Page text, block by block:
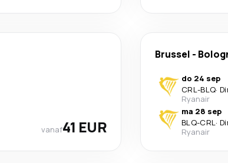
vanaf41 EUR
Brussel -
do 24 sep
CRL-BLQ·
Ryanair
ma 28 sep
BLQ-CRL·
Ryanair